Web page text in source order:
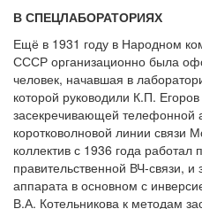
В СПЕЦЛАБОРАТОРИЯХ
Ещё в 1931 году в Народном
СССР организационно была
человек, начавшая в
которой руководили К.П.
засекречивающей телефонной
коротковолновой линии связи
коллектив с 1936 года работал
правительственной ВЧ-связи, и
аппарата в основном с
В.А. Котельникова к методам